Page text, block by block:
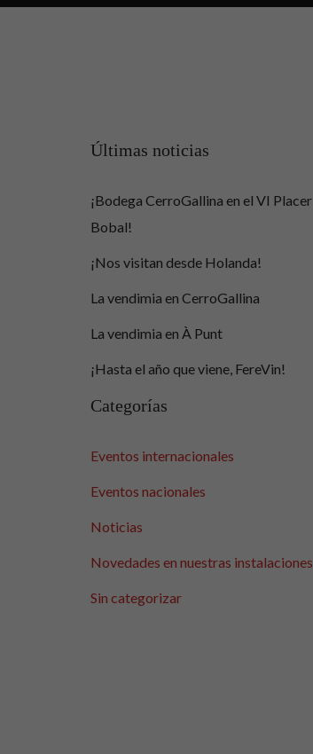
Últimas noticias
¡Bodega CerroGallina en el VI Placer
Bobal!
¡Nos visitan desde Holanda!
La vendimia en CerroGallina
La vendimia en À Punt
¡Hasta el año que viene, FereVin!
Categorías
Eventos internacionales
Eventos nacionales
Noticias
Novedades en nuestras instalaciones
Sin categorizar